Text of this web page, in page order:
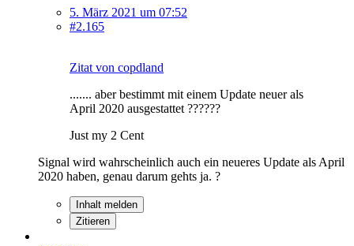
5. März 2021 um 07:52
#2.165
Zitat von copdland
....... aber bestimmt mit einem Update neuer als
April 2020 ausgestattet ??????
Just my 2 Cent
Signal wird wahrscheinlich auch ein neueres Update als April
2020 haben, genau darum gehts ja. ?
Inhalt melden
Zitieren